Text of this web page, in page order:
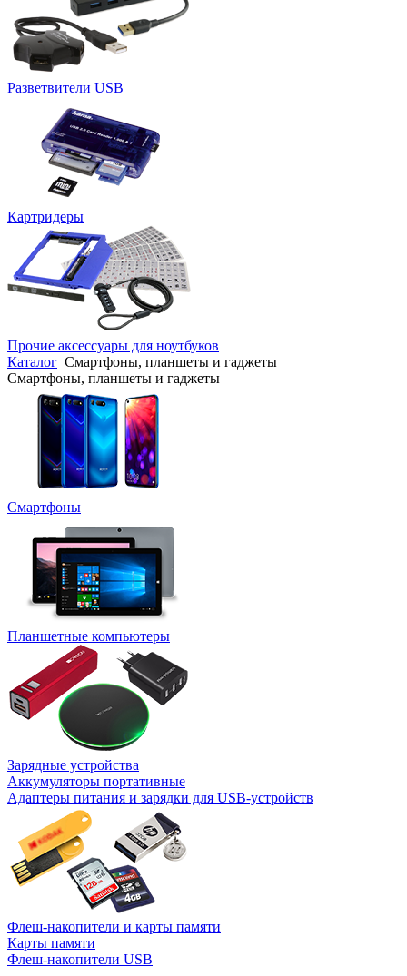
Разветвители USB
Картридеры
Прочие аксессуары для ноутбуков
Каталог Смартфоны, планшеты и гаджеты
Смартфоны, планшеты и гаджеты
Смартфоны
Планшетные компьютеры
Зарядные устройства
Аккумуляторы портативные
Адаптеры питания и зарядки для USB-устройств
Флеш-накопители и карты памяти
Карты памяти
Флеш-накопители USB